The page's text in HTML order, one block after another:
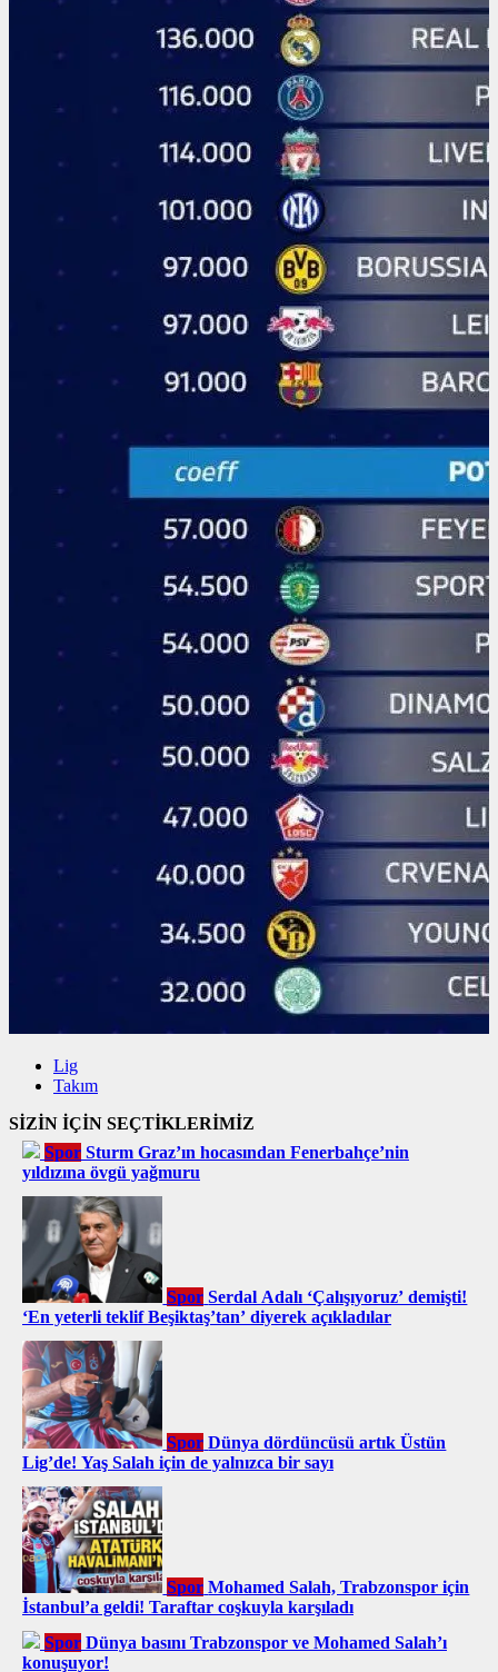
Lig
Takım
SİZİN İÇİN SEÇTİKLERİMİZ
Spor Sturm Graz’ın hocasından Fenerbahçe’nin
yıldızına övgü yağmuru
Spor Serdal Adalı ‘Çalışıyoruz’ demişti!
‘En yeterli teklif Beşiktaş’tan’ diyerek açıkladılar
Spor Dünya dördüncüsü artık Üstün
Lig’de! Yaş Salah için de yalnızca bir sayı
Spor Mohamed Salah, Trabzonspor için
İstanbul’a geldi! Taraftar coşkuyla karşıladı
Spor Dünya basını Trabzonspor ve Mohamed Salah’ı
konuşuyor!